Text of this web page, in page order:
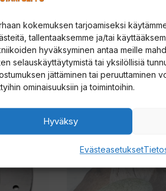
kokemuksen tarjoamiseksi
tallentaaksemme ja/tai
hyväksyminen antaa meille
selauskäyttäytymistä tai yksilöllisiä
jättäminen tai peruuttaminen
ominaisuuksiin ja toimintoihin.
Hyväksy
Evästeasetukset
tuotteella
useampi